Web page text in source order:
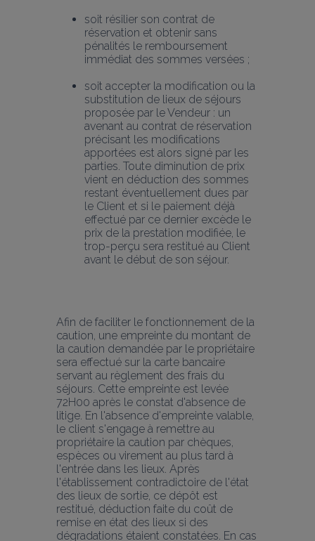
soit résilier son contrat de
réservation et obtenir sans
pénalités le remboursement
immédiat des sommes versées ;
soit accepter la modification ou la
substitution de lieux de séjours
proposée par le Vendeur : un
avenant au contrat de réservation
précisant les modifications
apportées est alors signé par les
parties. Toute diminution de prix
vient en déduction des sommes
restant éventuellement dues par
le Client et si le paiement déjà
effectué par ce dernier excède le
prix de la prestation modifiée, le
trop-perçu sera restitué au Client
avant le début de son séjour.
Afin de faciliter le fonctionnement de la
caution, une empreinte du montant de
la caution demandée par le propriétaire
sera effectué sur la carte bancaire
servant au règlement des frais du
séjours. Cette empreinte est levée
72H00 après le constat d'absence de
litige. En l'absence d'empreinte valable,
le client s'engage à remettre au
propriétaire la caution par chèques,
espèces ou virement au plus tard à
l'entrée dans les lieux. Après
l'établissement contradictoire de l'état
des lieux de sortie, ce dépôt est
restitué, déduction faite du coût de
remise en état des lieux si des
dégradations étaient constatées. En cas